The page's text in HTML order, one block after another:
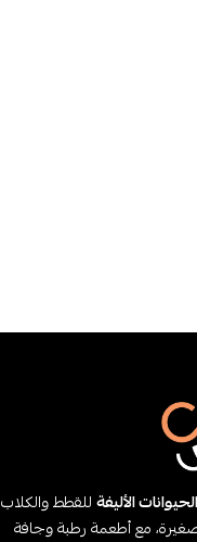
الأليفةللقطط والكلاب
مع أطعمة رطبة وجافة